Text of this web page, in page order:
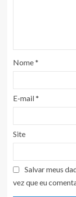
Nome*
E-mail*
Site
Salvar meus
vez que eu